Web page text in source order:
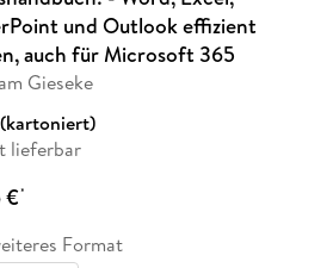
und Outlook effizient
auch für Microsoft 365
Gieseke
lieferbar
€*
Format